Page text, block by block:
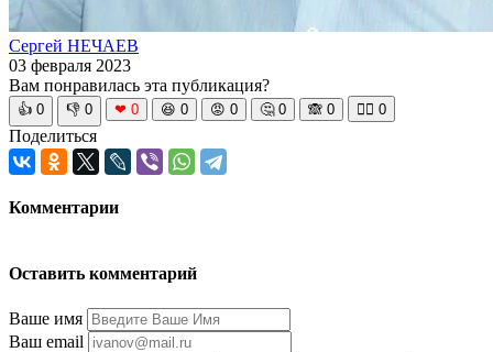
Сергей НЕЧАЕВ
03 февраля 2023
Вам понравилась эта публикация?
👍 0 👎 0 ❤ 0 😆 0 😡 0 🤔 0 🙈 0 🧘‍♀️ 0
Поделиться
Комментарии
Оставить комментарий
Ваше имя
Ваш email